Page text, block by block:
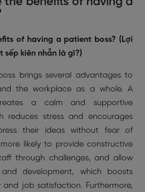
of having a patient boss? (Lợi
sếp kiên nhẫn là gì?)
brings several advantages to
the workplace as a whole. A
a calm and supportive
reduces stress and encourages
their ideas without fear of
likely to provide constructive
through challenges, and allow
development, which boosts
job satisfaction. Furthermore,